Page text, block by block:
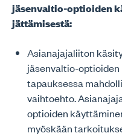
jäsenvaltio-optioiden
jättämisestä:
Asianajajaliiton
jäsenvaltio-optioiden
tapauksessa
vaihtoehto.
optioiden
myöskään